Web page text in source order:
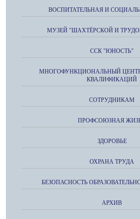
ВОСПИТАТЕЛЬНАЯ И
МУЗЕЙ "ШАХТЁРСКОЙ И
ССК "ЮНОСТЬ"
МНОГОФУНКЦИОНАЛЬНЫЙ
КВАЛИФИКАЦИЙ
СОТРУДНИКАМ
ПРОФСОЮЗНАЯ
ЗДОРОВЬЕ
ОХРАНА ТРУДА
БЕЗОПАСНОСТЬ
АРХИВ